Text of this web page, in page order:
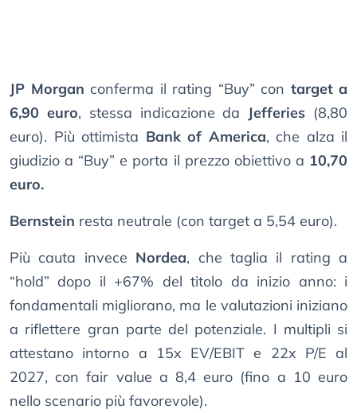
JP Morgan conferma il rating “Buy” con target a
6,90 euro, stessa indicazione da Jefferies (8,80
euro). Più ottimista Bank of America, che alza il
giudizio a “Buy” e porta il prezzo obiettivo a 10,70
euro.
Bernstein resta neutrale (con target a 5,54 euro).
Più cauta invece Nordea, che taglia il rating a
“hold” dopo il +67% del titolo da inizio anno: i
fondamentali migliorano, ma le valutazioni iniziano
a riflettere gran parte del potenziale. I multipli si
attestano intorno a 15x EV/EBIT e 22x P/E al
2027, con fair value a 8,4 euro (fino a 10 euro
nello scenario più favorevole).